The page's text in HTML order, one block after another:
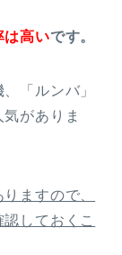
は高いです。
「ルンバ」
がありま
ますので、
しておくこ